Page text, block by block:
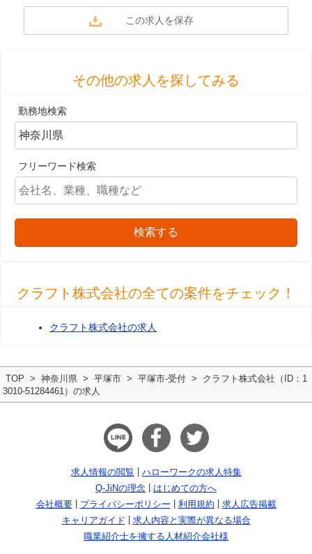
その他の求人を探してみる
勤務地検索
フリーワード検索
検索する
クラフト株式会社の全ての案件をチェック！
クラフト株式会社の求人
TOP 神奈川県 平塚市 平塚市-受付
クラフト株式会社（ID：1
3010-51284461）の求人
求人情報の閲覧
ハローワークの求人特集
Q-JiNの理念
はじめての方へ
会社概要
プライバシーポリシー 利用規約
求人広告掲載
キャリアガイド
求人内容と実際が異なる場合
職業紹介士を擁する人材紹介会社様